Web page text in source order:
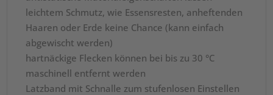
leichtem Schmutz, wie Essensresten, anheftenden
Haaren oder Erde keine Chance (kann einfach
abgewischt werden)
hartnäckige Flecken können bei bis zu 30 °C
maschinell entfernt werden
Latzband mit Schnalle zum stufenlosen Einstellen